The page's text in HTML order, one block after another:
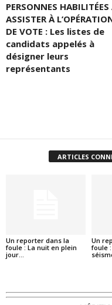
PERSONNES HABILITÉES
ASSISTER À
DE VOTE : Les listes de
candidats appelés à
désigner leurs
représentants
ARTICLES
Un reporter dans la
foule : La nuit en plein
jour…
Un
foule